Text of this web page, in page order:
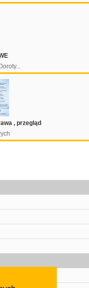
, przegląd